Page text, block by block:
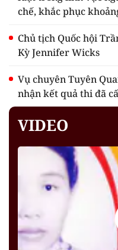
chế, khắc phục
Chủ tịch Quốc hội
Kỳ Jennifer Wicks
Vụ chuyên Tuyên
nhận kết quả thi đã
VIDEO